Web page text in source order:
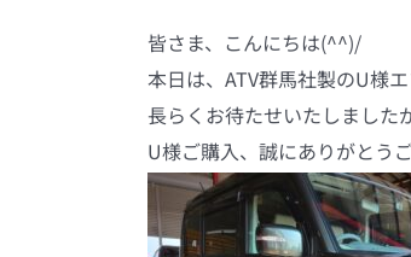
皆さま、こんにちは(^^)/
本日は、ATV群馬社製のU様
長らくお待たせいたしまし
U様ご購入、誠にありがとう